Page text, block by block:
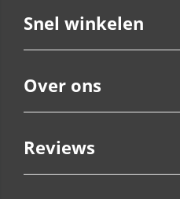
Snel winkelen
Over ons
Reviews